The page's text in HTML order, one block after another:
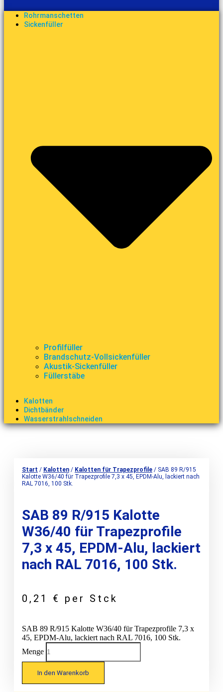
Rohrmanschetten
Sickenfüller
Profilfüller
Brandschutz-Vollsickenfüller
Akustik-Sickenfüller
Füllerstäbe
Kalotten
Dichtbänder
Wasserstrahlschneiden
Start / Kalotten / Kalotten für Trapezprofile / SAB 89 R/915
Kalotte W36/40 für Trapezprofile 7,3 x 45, EPDM-Alu, lackiert nach
RAL 7016, 100 Stk.
SAB 89 R/915 Kalotte
W36/40 für Trapezprofile
7,3 x 45, EPDM-Alu, lackiert
nach RAL 7016, 100 Stk.
0,21 € per Stck
SAB 89 R/915 Kalotte W36/40 für Trapezprofile 7,3 x
45, EPDM-Alu, lackiert nach RAL 7016, 100 Stk.
Menge
In den Warenkorb